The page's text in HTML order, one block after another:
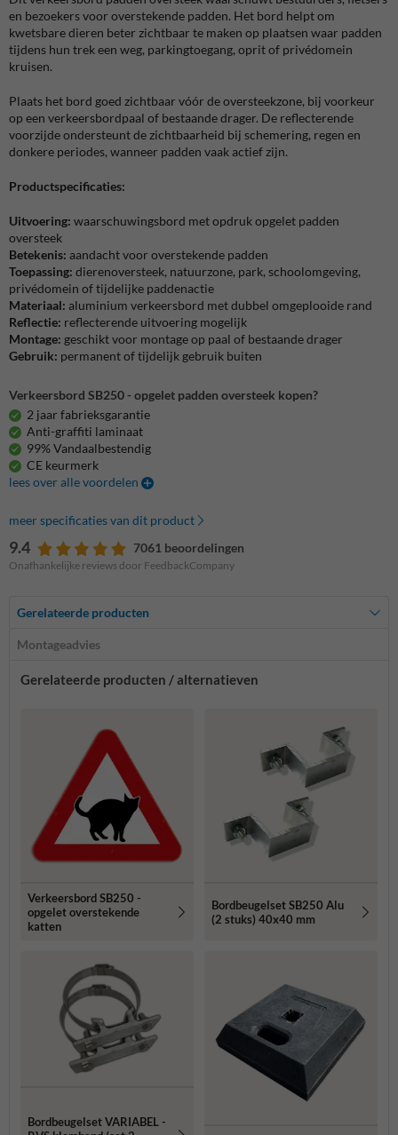
en bezoekers voor overstekende padden. Het bord helpt om
kwetsbare dieren beter zichtbaar te maken op plaatsen waar padden
tijdens hun trek een weg, parkingtoegang, oprit of privédomein
kruisen.
Plaats het bord goed zichtbaar vóór de oversteekzone, bij voorkeur
op een verkeersbordpaal of bestaande drager. De reflecterende
voorzijde ondersteunt de zichtbaarheid bij schemering, regen en
donkere periodes, wanneer padden vaak actief zijn.
Productspecificaties:
Uitvoering: waarschuwingsbord met opdruk opgelet padden
oversteek
Betekenis: aandacht voor overstekende padden
Toepassing: dierenoversteek, natuurzone, park, schoolomgeving,
privédomein of tijdelijke paddenactie
Materiaal: aluminium verkeersbord met dubbel omgeplooide rand
Reflectie: reflecterende uitvoering mogelijk
Montage: geschikt voor montage op paal of bestaande drager
Gebruik: permanent of tijdelijk gebruik buiten
Verkeersbord SB250 - opgelet padden oversteek kopen?
2 jaar fabrieksgarantie
Anti-graffiti laminaat
99% Vandaalbestendig
CE keurmerk
lees over alle voordelen
meer specificaties van dit product
9.4 7061 beoordelingen
Onafhankelijke reviews door FeedbackCompany
Gerelateerde producten
Montageadvies
Gerelateerde producten / alternatieven
Verkeersbord SB250 -
opgelet overstekende
katten
Bordbeugelset SB250 Alu
(2 stuks) 40x40 mm
Bordbeugelset VARIABEL -